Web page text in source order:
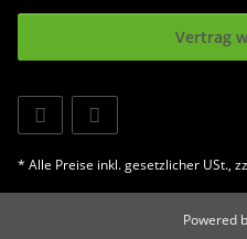
Vertrag
* Alle Preise inkl. gesetzlicher USt.,
Powered